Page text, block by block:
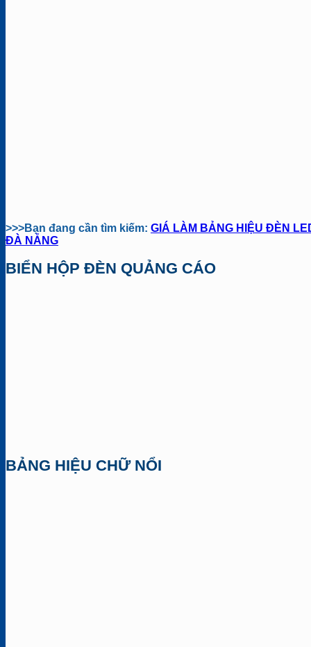
>>>Bạn đang cần tìm kiếm: GIÁ LÀM BẢNG HIỆU ĐÈN
ĐÀ NẴNG
BIỂN HỘP ĐÈN QUẢNG CÁO
BẢNG HIỆU CHỮ NỔI